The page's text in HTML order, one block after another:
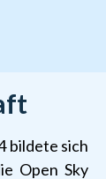
bildete sich
Open Sky